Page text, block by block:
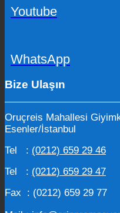
Youtube
WhatsApp
Bize Ulaşın
Oruçreis Mahallesi
Esenler/İstanbul
Tel : (0212) 659 29 46
Tel : (0212) 659 29 47
Fax : (0212) 659 29 77